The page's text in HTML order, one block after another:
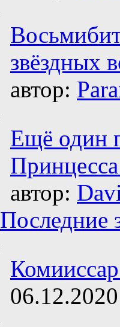
звёздных
автор:
Ещё один
автор:
Последние
06.12.2020